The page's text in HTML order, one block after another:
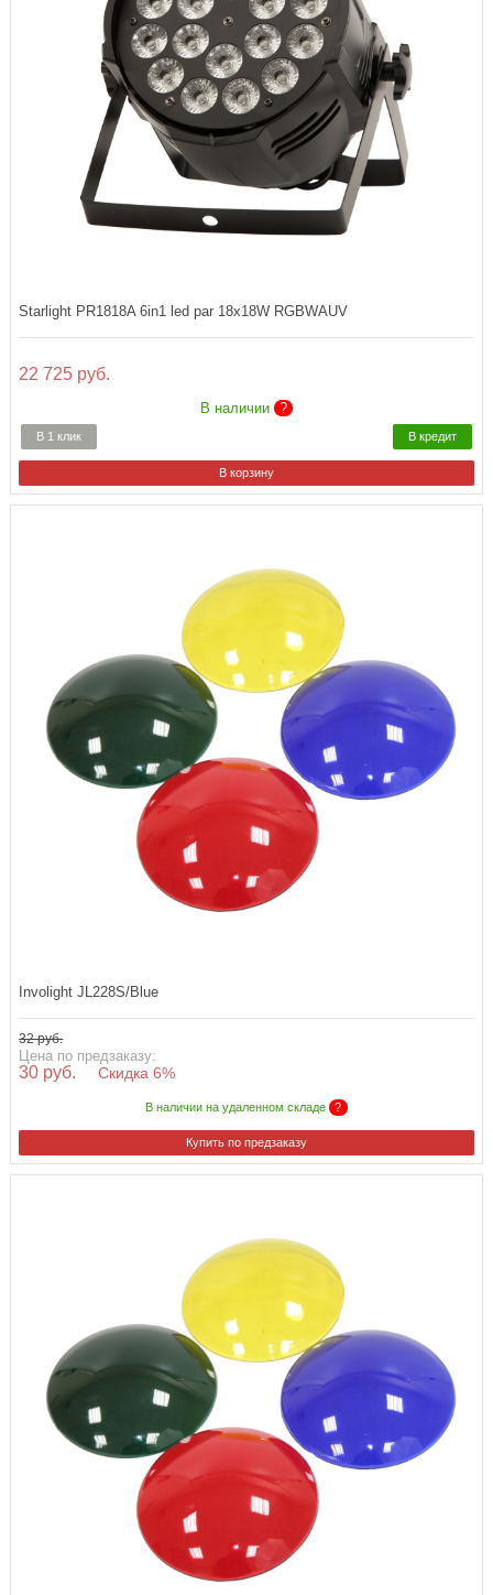
Starlight PR1818A 6in1 led par 18x18W RGBWAUV
22 725 руб.
В наличии ?
В 1 клик В кредит
Involight JL228S/Blue
32 руб.
Цена по предзаказу:
30 руб. Скидка 6%
В наличии на удаленном складе ?
Купить по предзаказу